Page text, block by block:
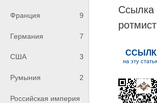
Франция 9
Германия 7
США 3
Румыния 2
Российская империя
Ссылка